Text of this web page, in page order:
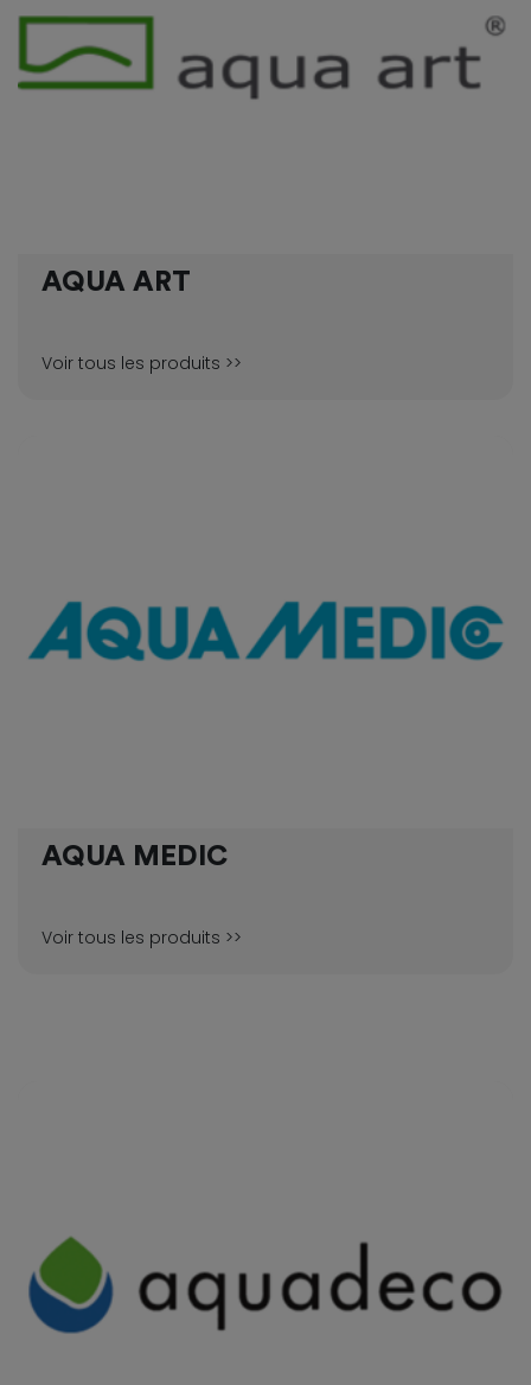
AQUA ART
Voir tous les produits >>
AQUA MEDIC
Voir tous les produits >>